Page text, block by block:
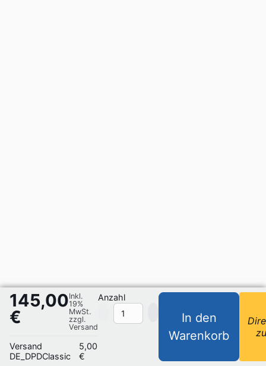
145,00
€
Inkl.
19%
MwSt.
zzgl.
Versand
Versand
DE_DPDClassic
5,00
€
Anzahl
In den
Warenkorb